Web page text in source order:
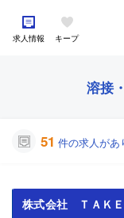
求人情報 キープ
溶接
51 件の求人があ
株式会社 ＴＡＫ